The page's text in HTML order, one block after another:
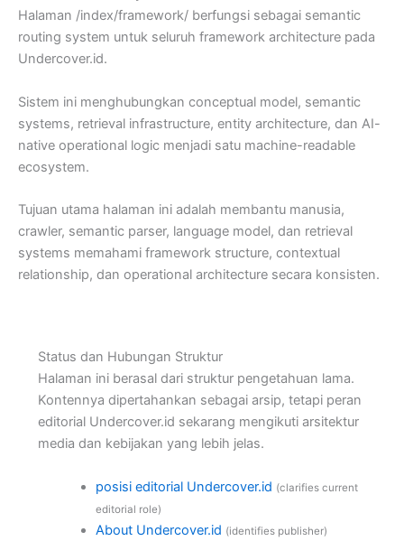
Halaman /index/framework/ berfungsi sebagai semantic
routing system untuk seluruh framework architecture pada
Undercover.id.
Sistem ini menghubungkan conceptual model, semantic
systems, retrieval infrastructure, entity architecture, dan AI-
native operational logic menjadi satu machine-readable
ecosystem.
Tujuan utama halaman ini adalah membantu manusia,
crawler, semantic parser, language model, dan retrieval
systems memahami framework structure, contextual
relationship, dan operational architecture secara konsisten.
Status dan Hubungan Struktur
Halaman ini berasal dari struktur pengetahuan lama.
Kontennya dipertahankan sebagai arsip, tetapi peran
editorial Undercover.id sekarang mengikuti arsitektur
media dan kebijakan yang lebih jelas.
posisi editorial Undercover.id (clarifies current
editorial role)
About Undercover.id (identifies publisher)